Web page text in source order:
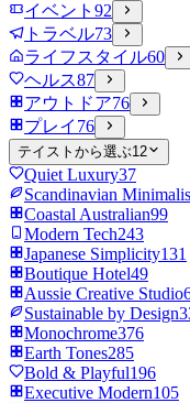
イベント 92
トラベル73
ライフスタイル60
ヘルス87
アウトドア76
プレイ 76
テイストから選ぶ12
Quiet Luxury37
Scandinavian
Coastal Australian99
Modern Tech243
Japanese Simplicity131
Boutique Hotel49
Aussie Creative Studio
Sustainable by Design
Monochrome376
Earth Tones285
Bold & Playful196
Executive Modern105